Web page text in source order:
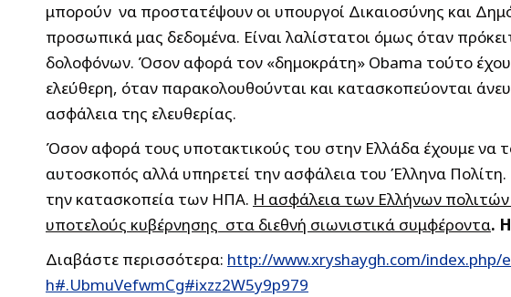
μπορούν να προστατέψουν οι υπουργοί Δικαιοσύνης και
προσωπικά μας δεδομένα. Είναι λαλίστατοι όμως όταν
δολοφόνων. Όσον αφορά τον «δημοκράτη» Obama τούτο
ελεύθερη, όταν παρακολουθούνται και κατασκοπεύονται
ασφάλεια της ελευθερίας.
Όσον αφορά τους υποτακτικούς του στην Ελλάδα έχουμε να
αυτοσκοπός αλλά υπηρετεί την ασφάλεια του Έλληνα
την κατασκοπεία των ΗΠΑ. Η ασφάλεια των Ελλήνων πολιτών
υποτελούς κυβέρνησης στα διεθνή σιωνιστικά συμφέροντα.
Διαβάστε περισσότερα: http://www.xryshaygh.com/
h#.UbmuVefwmCg#ixzz2W5y9p979